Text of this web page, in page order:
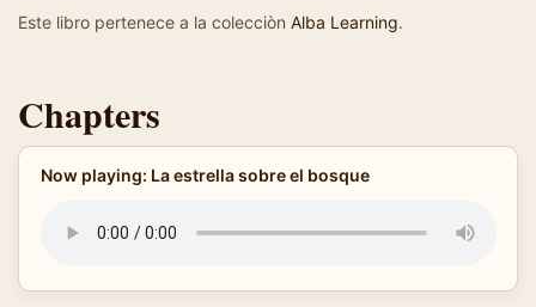
Este libro pertenece a la colecciòn Alba Learning.
Chapters
Now playing: La estrella sobre el bosque